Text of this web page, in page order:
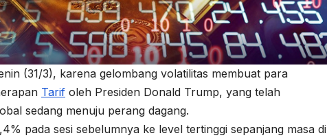
(31/3), karena gelombang volatilitas membuat para
Tarif oleh Presiden Donald Trump, yang telah
sedang menuju perang dagang.
pada sesi sebelumnya ke level tertinggi sepanjang masa di